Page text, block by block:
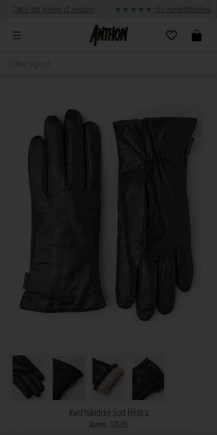
Dag til dag levering på hverdage Stor kundetilfredshed
Kvist handske Sort Hestra
Varenr.: 128395